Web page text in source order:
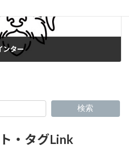
ンター
検索
・タグLink